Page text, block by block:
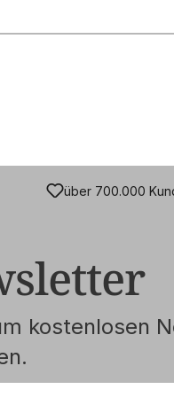
über 700.000
kostenlosen